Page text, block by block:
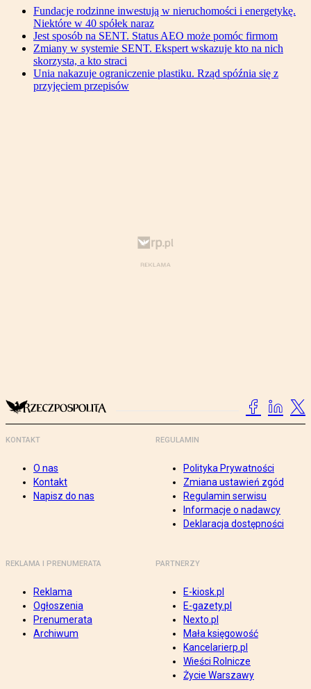
Fundacje rodzinne inwestują w nieruchomości i energetykę.
Niektóre w 40 spółek naraz
Jest sposób na SENT. Status AEO może pomóc firmom
Zmiany w systemie SENT. Ekspert wskazuje kto na nich
skorzysta, a kto straci
Unia nakazuje ograniczenie plastiku. Rząd spóźnia się z
przyjęciem przepisów
KONTAKT
O nas
Kontakt
Napisz do nas
REGULAMIN
Polityka Prywatności
Zmiana ustawień zgód
Regulamin serwisu
Informacje o nadawcy
Deklaracja dostępności
REKLAMA I PRENUMERATA
Reklama
Ogłoszenia
Prenumerata
Archiwum
PARTNERZY
E-kiosk.pl
E-gazety.pl
Nexto.pl
Mała księgowość
Kancelarierp.pl
Wieści Rolnicze
Życie Warszawy